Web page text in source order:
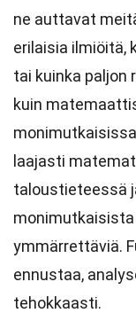
ne auttavat
erilaisia ilmiöitä,
tai kuinka paljon
kuin
laajasti
taloustieteessä
ymmärrettäviä.
ennustaa,
tehokkaasti.